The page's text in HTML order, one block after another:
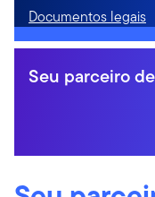
Documentos legais
Seu parceiro